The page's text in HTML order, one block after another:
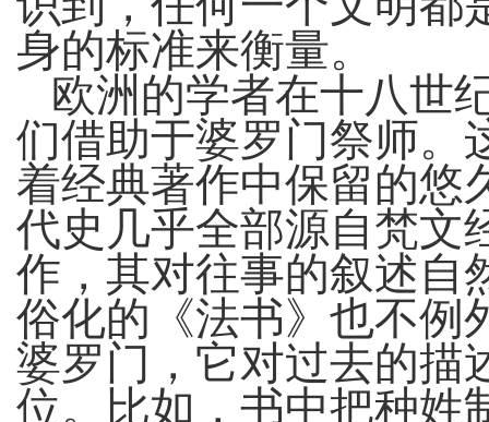
身的标准来衡量。
欧洲的学者在十八世
们借助于婆罗门祭师。
着经典著作中保留的悠
代史几乎全部源自梵文
作，其对往事的叙述自
俗化的《法书》也不例
婆罗门，它对过去的描
位。比如，书中把种姓